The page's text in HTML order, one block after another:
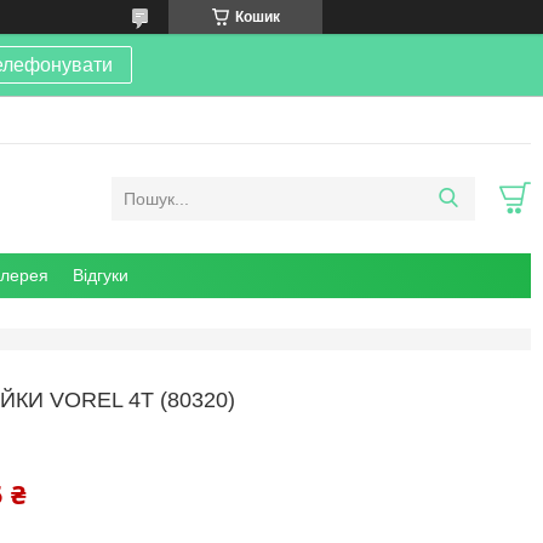
Кошик
Відгуки
VOREL 4Т (80320)
₴